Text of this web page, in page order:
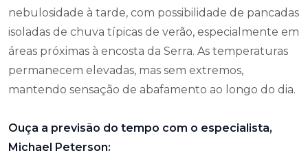
nebulosidade à tarde, com possibilidade de pancadas
isoladas de chuva típicas de verão, especialmente em
áreas próximas à encosta da Serra. As temperaturas
permanecem elevadas, mas sem extremos,
mantendo sensação de abafamento ao longo do dia.
Ouça a previsão do tempo com o especialista,
Michael Peterson: